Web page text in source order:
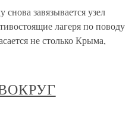
завязывается узел
лагеря по поводу
не столько Крыма,